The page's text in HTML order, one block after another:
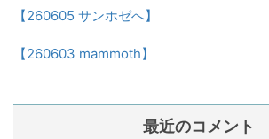
【260605 サンホゼへ】
【260603 mammoth】
最近のコメント